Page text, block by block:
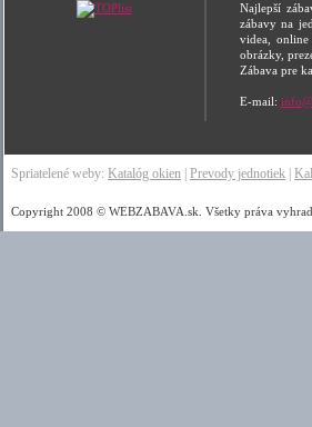
Najlepší
zábavy na
videa,
obrázky,
Zábava pre
E-mail:
Spriatelené weby: Katalóg okien Prevody jednotiek
Copyright 2008 © WEBZABAVA.sk. Všetky práva